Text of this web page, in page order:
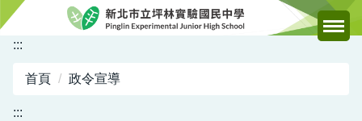
跳
主
容
:::
首頁 政令宣導
:::